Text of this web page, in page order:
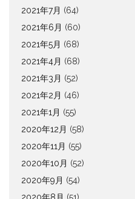
2021年7月 (64)
2021年6月 (60)
2021年5月 (68)
2021年4月 (68)
2021年3月 (52)
2021年2月 (46)
2021年1月 (55)
2020年12月 (58)
2020年11月 (55)
2020年10月 (52)
2020年9月 (54)